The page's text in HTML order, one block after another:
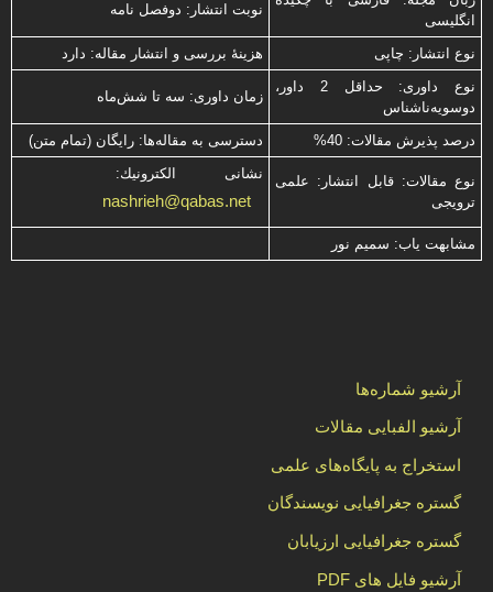
انگلیسی
نوبت انتشار: دوفصل نامه
نوع انتشار: چاپی
هزینۀ بررسی و انتشار مقاله: دارد
نوع داوری: حداقل 2 داور،
دوسویه‌ناشناس
زمان داوری: سه تا شش‌ماه
درصد پذیرش مقالات: 40% دسترسی به مقاله‌ها: رایگان (تمام متن)
نوع مقالات: قابل انتشار: علمی
ترویجی
نشانی الكترونیك:
nashrieh@qabas.net
مشابهت ياب: سميم نور
آرشیو شماره‌ها
آرشیو الفبایی مقالات
استخراج به پایگاه‌های علمی
گستره جغرافیایی نویسندگان
گستره جغرافیایی ارزیابان
آرشیو فایل های PDF